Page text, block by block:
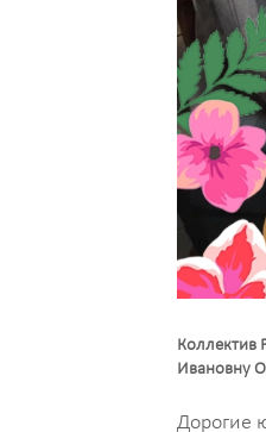
Коллектив
Ивановну
Дорогие